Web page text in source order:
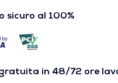
sicuro al 100%
in 48/72 ore